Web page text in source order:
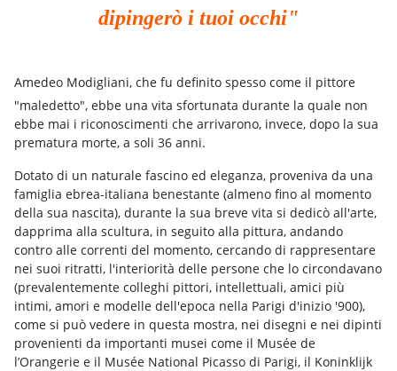
dipingerò i tuoi occhi"
Amedeo Modigliani, che fu definito spesso come il pittore
"maledetto", ebbe una vita sfortunata durante la quale non
ebbe mai i riconoscimenti che arrivarono, invece, dopo la sua
prematura morte, a soli 36 anni.
Dotato di un naturale fascino ed eleganza, proveniva da una
famiglia ebrea-italiana benestante (almeno fino al momento
della sua nascita), durante la sua breve vita si dedicò all'arte,
dapprima alla scultura, in seguito alla pittura, andando
contro alle correnti del momento, cercando di rappresentare
nei suoi ritratti, l'interiorità delle persone che lo circondavano
(prevalentemente colleghi pittori, intellettuali, amici più
intimi, amori e modelle dell'epoca nella Parigi d'inizio '900),
come si può vedere in questa mostra, nei disegni e nei dipinti
provenienti da importanti musei come il Musée de
l’Orangerie e il Musée National Picasso di Parigi, il Koninklijk